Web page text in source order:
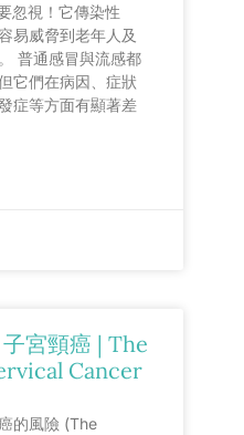
忽視！它傳染性
易威脅到老年人及
普通感冒與流感都
它們在病因、症狀
症等方面有顯著差
宮頸癌 | The
Cancer
的風險 (The